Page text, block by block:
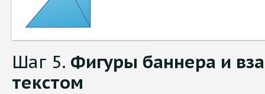
Шаг 5. Фигуры баннера и
текстом